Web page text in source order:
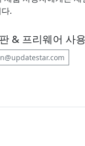
.
& 프리웨어 사